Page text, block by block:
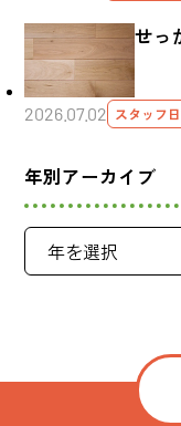
せっ
2026.07.02 スタッフ
年別アーカイブ